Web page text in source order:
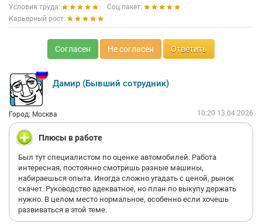
Условия труда:
Соц.пакет:
Карьерный рост:
Согласен Не согласен Ответить
Дамир (Бывший сотрудник)
Город: Москва 10:20 13.04.2026
Плюсы в работе
Был тут специалистом по оценке автомобилей. Работа
интересная, постоянно смотришь разные машины,
набираешься опыта. Иногда сложно угадать с ценой, рынок
скачет. Руководство адекватное, но план по выкупу держать
нужно. В целом место нормальное, особенно если хочешь
развиваться в этой теме.